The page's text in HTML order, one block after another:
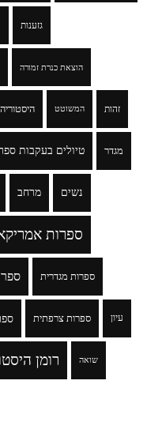
גזענות
הוצאת כנרת זמורה
היסטוריה המשוטט זהות
טיולים בעקבות מגדר
מרחב נשים
ספרות
ספרות מגדרית
ספרות צרפתית עיון
רומן שואה